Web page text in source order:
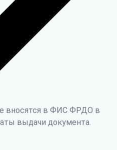
вносятся в ФИС ФРДО в
выдачи документа.